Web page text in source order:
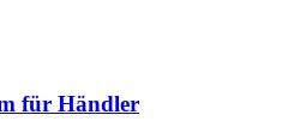
für Händler